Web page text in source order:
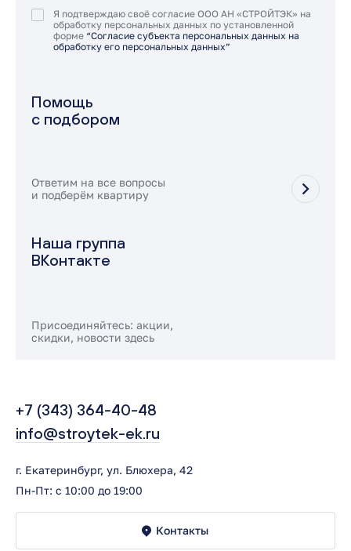
Я подтверждаю своё согласие ООО АН «СТРОЙТЭК» на
обработку персональных данных по установленной
форме “Согласие субъекта персональных данных на
обработку его персональных данных”
Помощь
с подбором
Ответим на все вопросы
и подберём квартиру
Наша группа
ВКонтакте
Присоединяйтесь: акции,
скидки, новости здесь
+7 (343) 364-40-48
info@stroytek-ek.ru
г. Екатеринбург, ул. Блюхера, 42
Пн-Пт: с 10:00 до 19:00
Контакты